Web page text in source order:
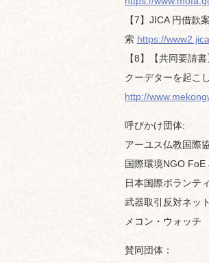
【7】JICA 円借款
索 https://
【8】【共同要請
クーデターを起こ
http://
呼びかけ団体:
アーユス仏教国際
国際環境NGO FoE
日本国際ボランテ
武器取引反対ネッ
メコン・ウォッチ
賛同団体：